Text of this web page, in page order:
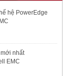
hệ PowerEdge
nhất
EMC